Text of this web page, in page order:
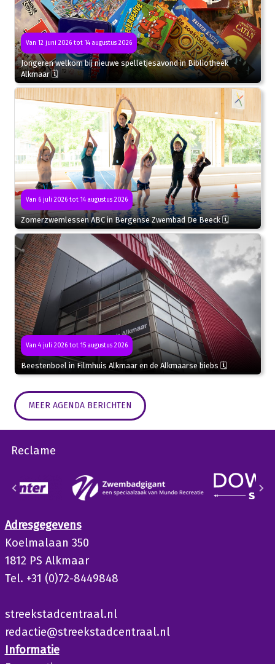
Van 12 juni 2026 tot 14 augustus 2026
Jongeren welkom bij nieuwe spelletjesavond in Bibliotheek
Alkmaar 🗓
Van 6 juli 2026 tot 14 augustus 2026
Zomerzwemlessen ABC in Bergense Zwembad De Beeck 🗓
Van 4 juli 2026 tot 15 augustus 2026
Beestenboel in Filmhuis Alkmaar en de Alkmaarse biebs 🗓
MEER AGENDA BERICHTEN
Reclame
Adresgegevens
Koelmalaan 350
1812 PS Alkmaar
Tel. +31 (0)72-8449848
streekstadcentraal.nl
redactie@streekstadcentraal.nl
Informatie